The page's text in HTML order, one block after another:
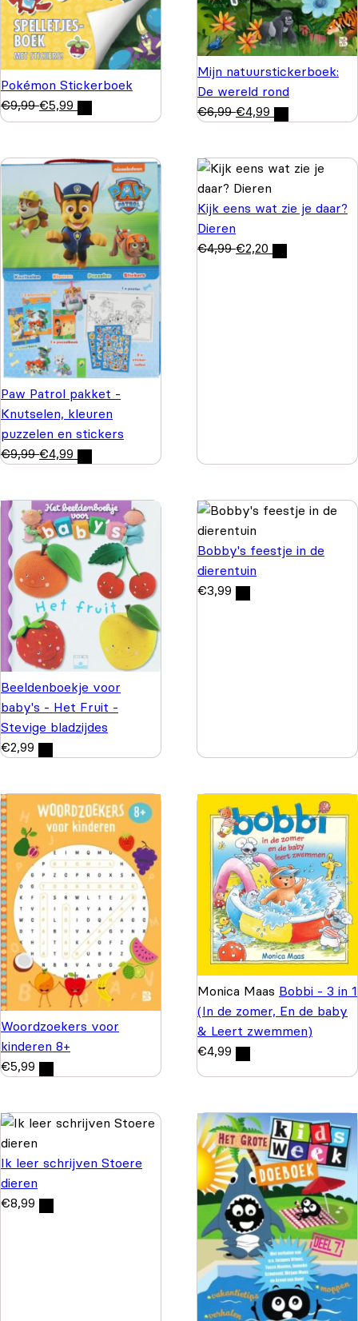
Pokémon Stickerboek
€9,99 €5,99
Mijn natuurstickerboek:
De wereld rond
€6,99 €4,99
Paw Patrol pakket -
Knutselen, kleuren
puzzelen en stickers
€9,99 €4,99
Kijk eens wat zie je daar?
Dieren
€4,99 €2,20
Beeldenboekje voor
baby's - Het Fruit -
Stevige bladzijdes
€2,99
Bobby's feestje in de
dierentuin
€3,99
Woordzoekers voor
kinderen 8+
€5,99
Monica Maas Bobbi - 3 in 1
(In de zomer, En de baby
& Leert zwemmen)
€4,99
Ik leer schrijven Stoere
dieren
€8,99